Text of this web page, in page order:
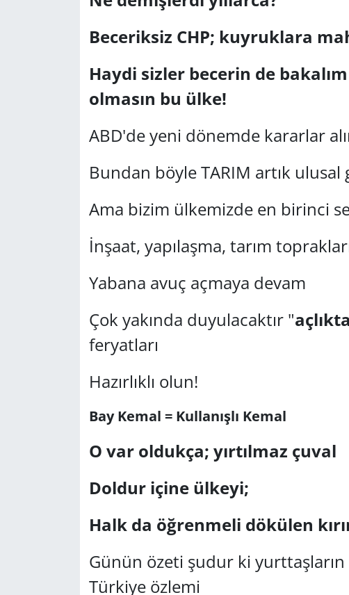
Beceriksiz CHP; kuyruklara
Haydi sizler becerin de
olmasın bu ülke!
ABD'de yeni dönemde kararlar
Bundan böyle TARIM artık
Ama bizim ülkemizde en birinci
İnşaat, yapılaşma, tarım
Yabana avuç açmaya devam
Çok yakında duyulacaktır "
feryatları
Hazırlıklı olun!
Bay Kemal = Kullanışlı Kemal
O var oldukça; yırtılmaz çuval
Doldur içine ülkeyi;
Halk da öğrenmeli dökülen
Günün özeti şudur ki
Türkiye özlemi